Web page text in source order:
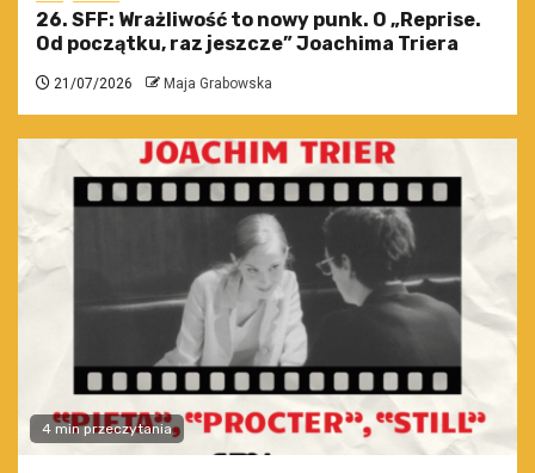
26. SFF: Wrażliwość to nowy punk. O „Reprise.
Od początku, raz jeszcze” Joachima Triera
21/07/2026 Maja Grabowska
4 min przeczytania